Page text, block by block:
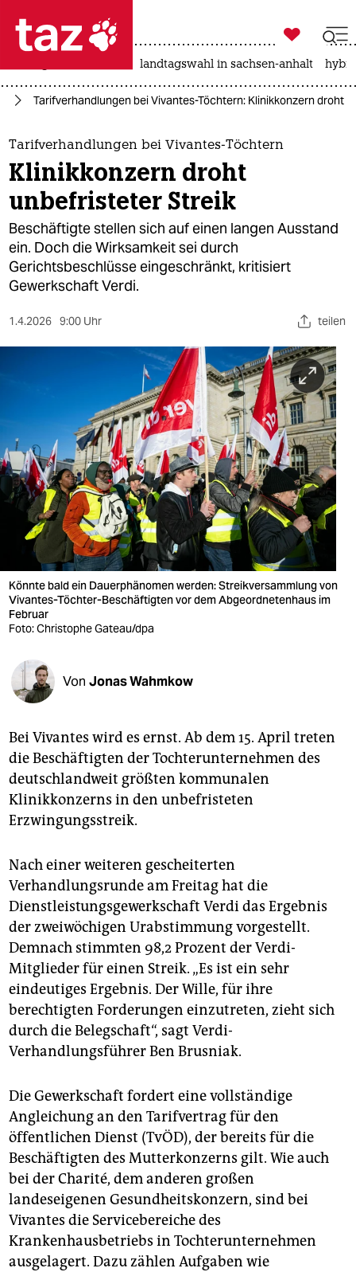
 taz zahl ich
taz zahl ich
themen
politik
öko
gesellschaft
kultur
sport
wahrheit
verlag
verlag
veranstaltungen
shop
fragen & hilfe
unterstützen
genossenschaft

taz zahl ich
landtagswahl in sachsen-anhalt
Tarifverhandlungen bei Vivantes-Töchtern: Klinikkonzern droht
Tarifverhandlungen bei Vivantes-Töchtern
Klinikkonzern droht
unbefristeter Streik
Beschäftigte stellen sich auf einen langen Ausstand
ein. Doch die Wirksamkeit sei durch
Gerichtsbeschlüsse eingeschränkt, kritisiert
Gewerkschaft Verdi.
1.4.2026 9:00 Uhr teilen
Könnte bald ein Dauerphänomen werden: Streikversammlung von
Vivantes-Töchter-Beschäftigten vor dem Abgeordnetenhaus im
Februar
Foto: Christophe Gateau/dpa
Von Jonas Wahmkow
Bei Vivantes wird es ernst. Ab dem 15. April treten
die Beschäftigten der Tochterunternehmen des
deutschlandweit größten kommunalen
Klinikkonzerns in den unbefristeten
Erzwingungsstreik.
Nach einer weiteren gescheiterten
Verhandlungsrunde am Freitag hat die
Dienstleistungsgewerkschaft Verdi das Ergebnis
der zweiwöchigen Urabstimmung vorgestellt.
Demnach stimmten 98,2 Prozent der Verdi-
Mitglieder für einen Streik. „Es ist ein sehr
eindeutiges Ergebnis. Der Wille, für ihre
berechtigten Forderungen einzutreten, zieht sich
durch die Belegschaft“, sagt Verdi-
Verhandlungsführer Ben Brusniak.
Die Gewerkschaft fordert eine vollständige
Angleichung an den Tarifvertrag für den
öffentlichen Dienst (TvÖD), der bereits für die
Beschäftigten des Mutterkonzerns gilt. Wie auch
bei der Charité, dem anderen großen
landeseigenen Gesundheitskonzern, sind bei
Vivantes die Servicebereiche des
Krankenhausbetriebs in Tochterunternehmen
ausgelagert. Dazu zählen Aufgaben wie